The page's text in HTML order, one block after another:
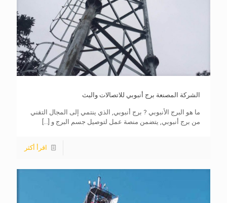
الشركة المصنعة برج أنبوبي للاتصالات والبث
ما هو البرج الأنبوبي ? برج أنبوبي, الذي ينتمي إلى المجال التقني
من برج أنبوبي, يتضمن منصة عمل لتوصيل جسم البرج و [...]
اقرأ أكثر